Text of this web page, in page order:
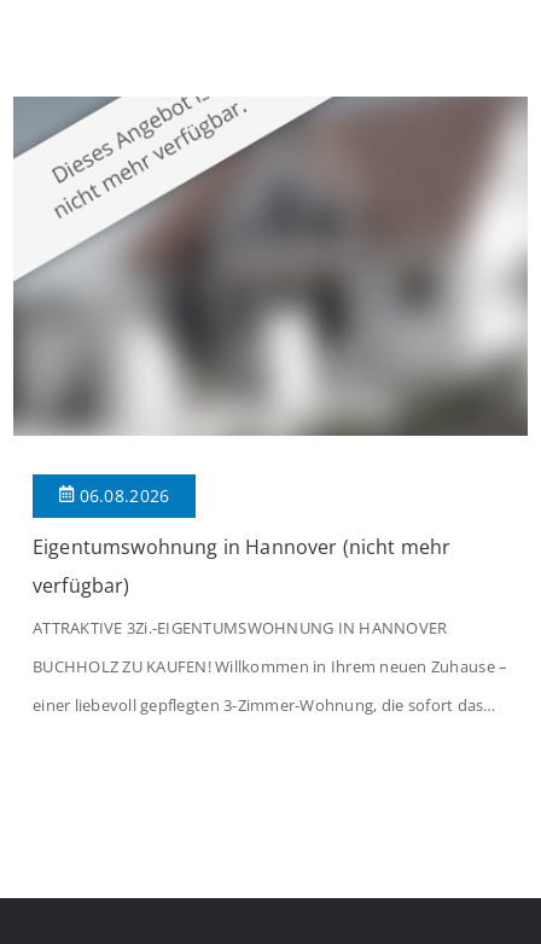
großzügige Räume und eine hochwertige Ausstattung, die
modernen Wohnkomfort mit einem stilvollen Ambiente
verbindet. Der […]
06.08.2026
Eigentumswohnung in Hannover (nicht mehr
verfügbar)
ATTRAKTIVE 3Zi.-EIGENTUMSWOHNUNG IN HANNOVER
BUCHHOLZ ZU KAUFEN! Willkommen in Ihrem neuen Zuhause –
einer liebevoll gepflegten 3-Zimmer-Wohnung, die sofort das